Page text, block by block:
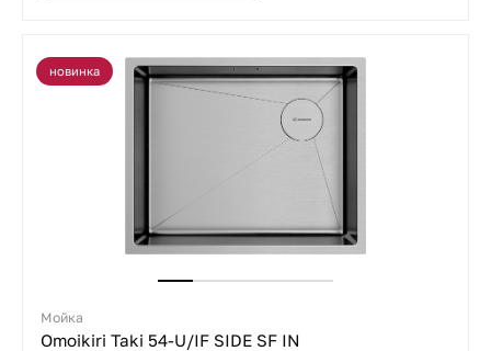
новинка
Мойка
Omoikiri Taki 54-U/IF SIDE SF IN